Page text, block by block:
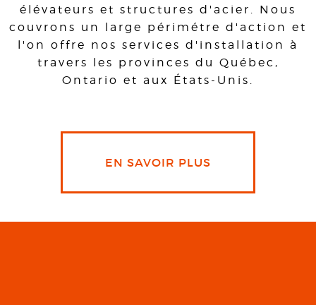
élévateurs et structures d'acier. Nous
couvrons un large périmétre d'action et
l'on offre nos services d'installation à
travers les provinces du Québec,
Ontario et aux États-Unis.
EN SAVOIR PLUS